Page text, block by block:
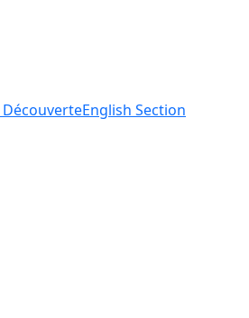
DécouverteEnglish Section